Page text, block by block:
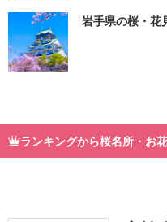
岩手県の桜・花
ランキングから桜名所・お